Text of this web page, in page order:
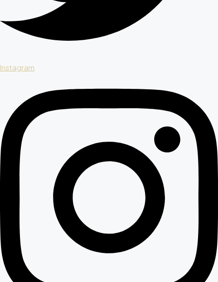
Instagram